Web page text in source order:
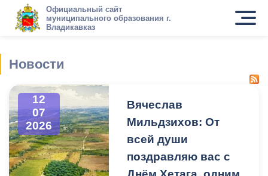
Официальный сайт
муниципального образования г.
Владикавказ
Новости
12
07
2026
Вячеслав
Мильдзихов: От
всей души
поздравляю вас с